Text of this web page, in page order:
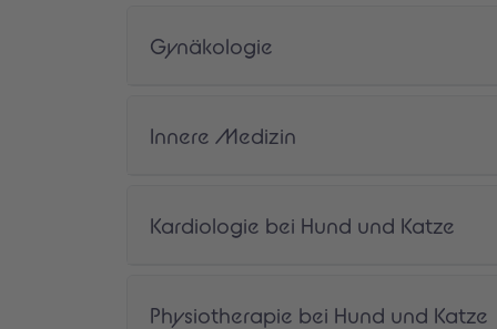
Gynäkologie
Innere Medizin
Kardiologie bei Hund und Katze
Physiotherapie bei Hund und Katze